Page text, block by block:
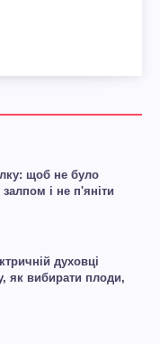
щоб не було
і не п'яніти
духовці
як вибирати плоди,